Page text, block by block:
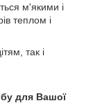
м'якими і
теплом і
так і
для Вашої